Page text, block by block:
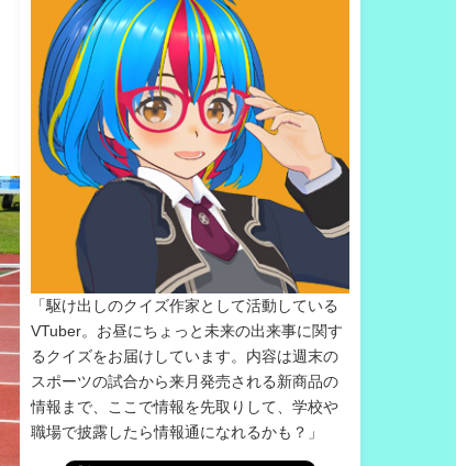
「駆け出しのクイズ作家として活動している
VTuber。お昼にちょっと未来の出来事に関す
るクイズをお届けしています。内容は週末の
スポーツの試合から来月発売される新商品の
情報まで、ここで情報を先取りして、学校や
職場で披露したら情報通になれるかも？」